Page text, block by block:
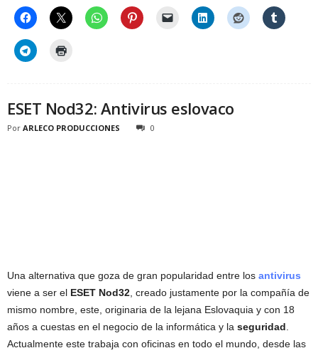
ESET Nod32: Antivirus eslovaco
Por ARLECO PRODUCCIONES 0
Una alternativa que goza de gran popularidad entre los antivirus
viene a ser el ESET Nod32 , creado justamente por la compañía de
mismo nombre, este, originaria de la lejana Eslovaquia y con 18
años a cuestas en el negocio de la informática y la seguridad
Actualmente este trabaja con oficinas en todo el mundo, desde las